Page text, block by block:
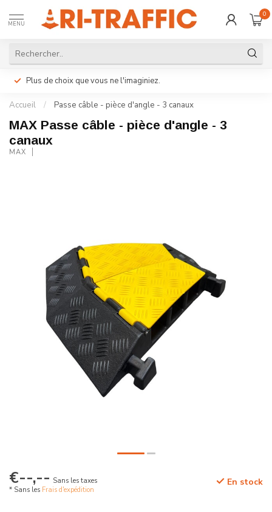
MENU
0
Plus de choix que vous ne l'imaginiez.
Accueil / Passe câble - pièce d'angle - 3 canaux
MAX Passe câble - pièce d'angle - 3
canaux
MAX
€--,-- Sans les taxes
* Sans les Frais d'expédition
En stock